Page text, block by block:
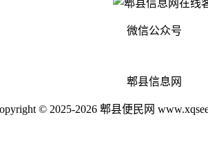
微信公众号
郫县信息网
© 2025-2026 郫县便民网